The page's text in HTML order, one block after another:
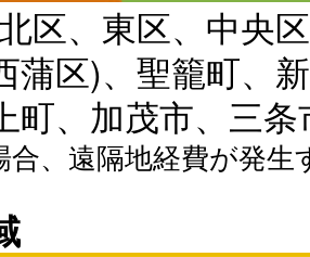
区、東区、中央
蒲区)、聖籠町、
町、加茂市、三
合、遠隔地経費が発